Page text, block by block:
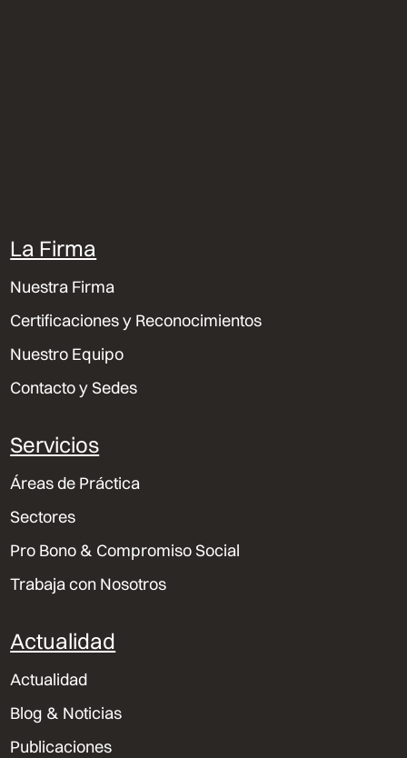
La Firma
Nuestra Firma
Certificaciones y Reconocimientos
Nuestro Equipo
Contacto y Sedes
Servicios
Áreas de Práctica
Sectores
Pro Bono & Compromiso Social
Trabaja con Nosotros
Actualidad
Actualidad
Blog & Noticias
Publicaciones